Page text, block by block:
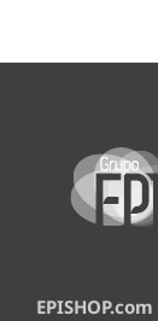
EPISHOP.com